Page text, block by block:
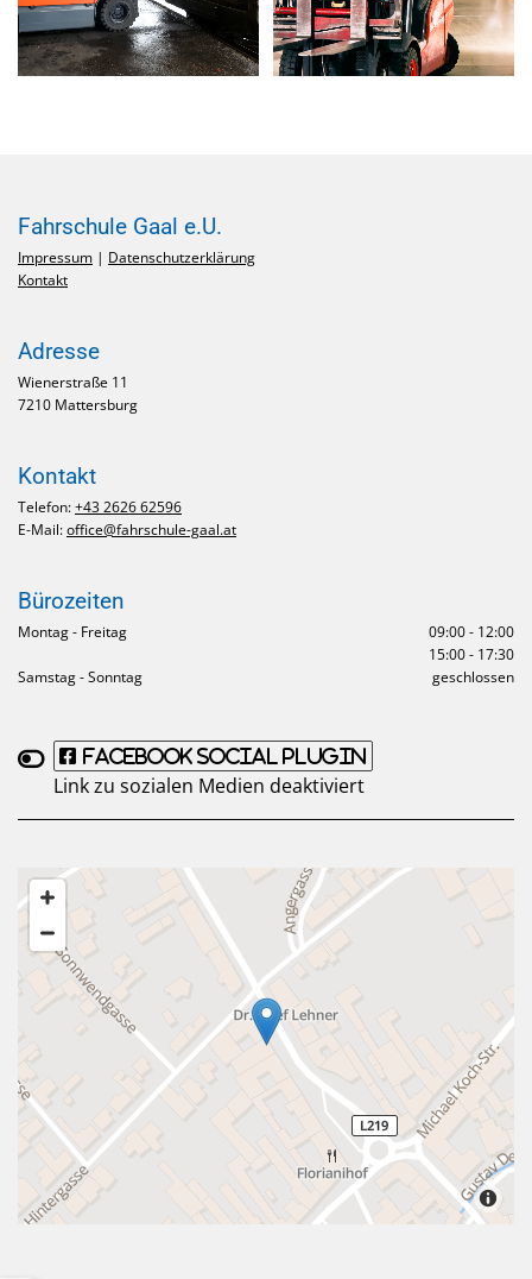
Fahrschule Gaal e.U.
Impressum | Datenschutzerklärung
Kontakt
Adresse
Wienerstraße 11
7210 Mattersburg
Kontakt
Telefon:+43 2626 62596
E-Mail:office@fahrschule-gaal.at
Bürozeiten
Montag - Freitag
09:00 - 12:00
15:00 - 17:30
Samstag - Sonntag
geschlossen
Facebook Social Plugin